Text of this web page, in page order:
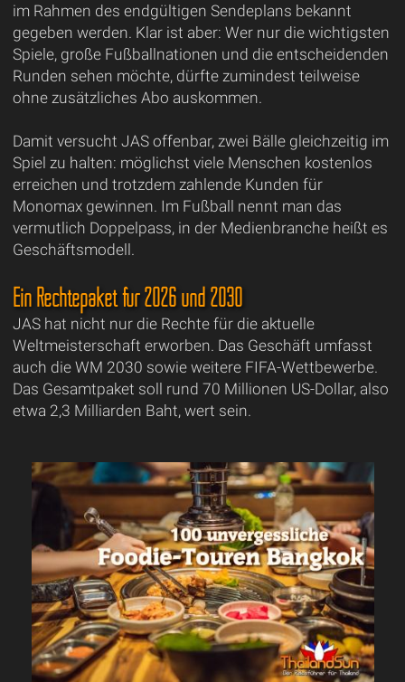
im Rahmen des endgültigen Sendeplans bekannt
gegeben werden. Klar ist aber: Wer nur die wichtigsten
Spiele, große Fußballnationen und die entscheidenden
Runden sehen möchte, dürfte zumindest teilweise
ohne zusätzliches Abo auskommen.
Damit versucht JAS offenbar, zwei Bälle gleichzeitig im
Spiel zu halten: möglichst viele Menschen kostenlos
erreichen und trotzdem zahlende Kunden für
Monomax gewinnen. Im Fußball nennt man das
vermutlich Doppelpass, in der Medienbranche heißt es
Geschäftsmodell.
Ein Rechtepaket für 2026 und 2030
JAS hat nicht nur die Rechte für die aktuelle
Weltmeisterschaft erworben. Das Geschäft umfasst
auch die WM 2030 sowie weitere FIFA-Wettbewerbe.
Das Gesamtpaket soll rund 70 Millionen US-Dollar, also
etwa 2,3 Milliarden Baht, wert sein.